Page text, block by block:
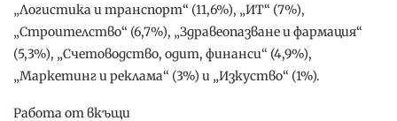
„Логистика и транспорт“ (11,6%), „ИТ“ (7%),
„Строителство“ (6,7%), „Здравеопазване и фармация“
(5,3%), „Счетоводство, одит, финанси“ (4,9%),
„Маркетинг и реклама“ (3%) и „Изкуство“ (1%).
Работа от вкъщи